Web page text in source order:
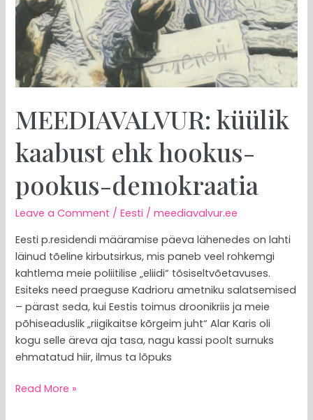
MEEDIAVALVUR: küülik
kaabust ehk hookus-
pookus-demokraatia
Leave a Comment /Eesti /meediavalvur.ee
Eesti p.residendi määramise päeva lähenedes on lahti
läinud tõeline kirbutsirkus, mis paneb veel rohkemgi
kahtlema meie poliitilise „eliidi“ tõsiseltvõetavuses.
Esiteks need praeguse Kadrioru ametniku salatsemised
– pärast seda, kui Eestis toimus droonikriis ja meie
põhiseaduslik „riigikaitse kõrgeim juht“ Alar Karis oli
kogu selle äreva aja tasa, nagu kassi poolt surnuks
ehmatatud hiir, ilmus ta lõpuks
Read More »